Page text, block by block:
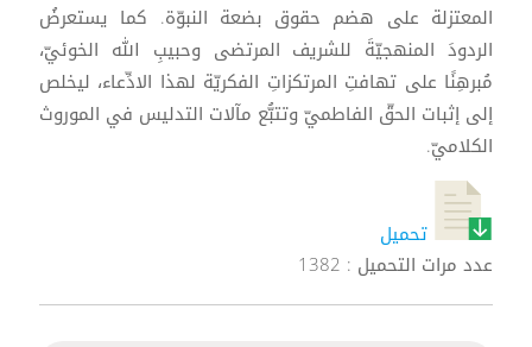
المعتزلة على هضم حقوق بضعة النبوّة. كما يستعرضُ
الردودَ المنهجيّةَ للشريف المرتضى وحبيبِ الله الخوئيّ،
مُبرهِنًا على تهافتِ المرتكزاتِ الفكريّة لهذا الادِّعاء، ليخلص
إلى إثبات الحقّ الفاطميّ وتتبُّع مآلات التدليس في الموروث
الكلاميّ.
تحميل
عدد مرات التحميل : 1382